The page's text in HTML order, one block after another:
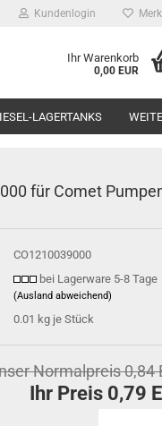
Kundenlogin
Ihr Warenkorb
0,00 EUR
LAGERTANKS
für Comet
CO1210039000
bei Lagerware 5-8 Tage
(Ausland abweichend)
0.01 kg je Stück
Normalpreis 0,84
Ihr Preis 0,79